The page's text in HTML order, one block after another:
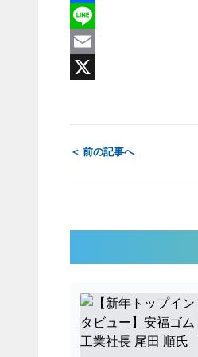
Facebook
Line
Email
＜ 前の記事へ